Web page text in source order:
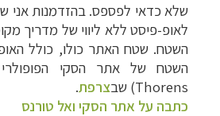
שלא כדאי לפספס. בהזדמנות אני
לאופ-פיסט ללא ליווי של מדריך
השטח. שטחהאתר כולו, כולל
השטחשל אתר הסקי הפופולרי
Thorens) שבצרפת.
כתבה על אתר הסקי ואל טורנס